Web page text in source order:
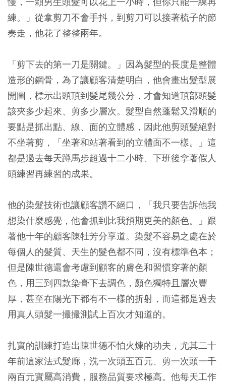
練。」從拿剪刀不會手抖，到剪刀可以接著梳子的節
奏走，他花了整整兩年。
「剪下去的第一刀是關鍵。」因為髮型的長度是整體
造形的鋼骨，為了讓顧客清楚明白，他會畫出髮型展
開圖，標示出頭頂到髮尾幾公分，才會知道頂部頭髮
該夾多少起來、剪多少層次。髮型自然蓬鬆又滑順的
要點是抓出點、線、面的立體感，因此他剪頭髮絕對
不坐著剪，「坐著和站著看到的立體面不一樣。」這
都是過去每天蹲馬步超過十二小時、下班後拿著假人
頭練習再練習的成果。
他的染髮技術也讓顧客讚不絕口，「我只要告訴他我
想染什麼感覺，他會抓到比我預期更美的顏色。」跟
著他十年的顧客陳牡芳分享道。染髮不容易之處在於
每個人的髮質、天生的髮色都不同，沒有標準色本；
但是陳世德還會考慮到顧客的膚色和習慣穿著的顏
色，用三到四款染膏下去調色，顏色獨特且層次豐
厚，甚至在陽光下都有不一樣的折射，而這都是過去
用真人頭髮一撮撮測試上百次才知道的。
扎實的訓練打造出陳世德不怕火煉的功夫，尤其二十
年前這家法式髮廊，洗一次頭五百元、剪一次頭一千
兩百元實屬高消費，服務品質要求極高。他每天工作